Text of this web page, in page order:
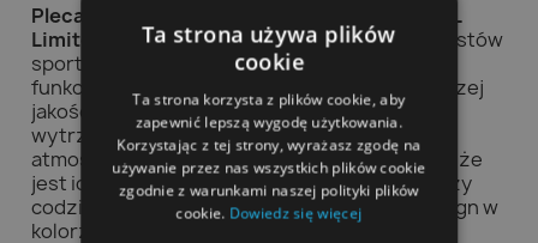
Plecak sportowy Arena One Go Backpack 45L
Limited
to doskonałe rozwiązanie dla entuzjastów
sportu, którzy cenią sobie zarówno
funkcjonalność, jak i styl. Wykonany z najwyższej
jakości materiałów, plecak cechuje się
wytrzymałością i odpornością na warunki
atmosferyczne. Pojemność45 litrówsprawia, że
jest idealnym wyborem na wyjazdy, treningi czy
codzienną aktywność. Jego nowoczesny design w
kolorze
wyróżni Cię z tłumu. Komfort
Ta strona używa plików
cookie
Ta strona korzysta z plików cookie, aby
zapewnić lepszą wygodę użytkowania.
Korzystając z tej strony, wyrażasz zgodę na
używanie przez nas wszystkich plików cookie
zgodnie z warunkami naszej polityki plików
cookie. Dowiedz się więcej